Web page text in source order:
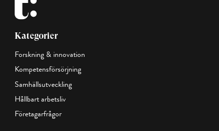
Kategorier
Forskning & innovation
Kompetensförsörjning
Samhällsutveckling
Hållbart arbetsliv
Företagarfrågor